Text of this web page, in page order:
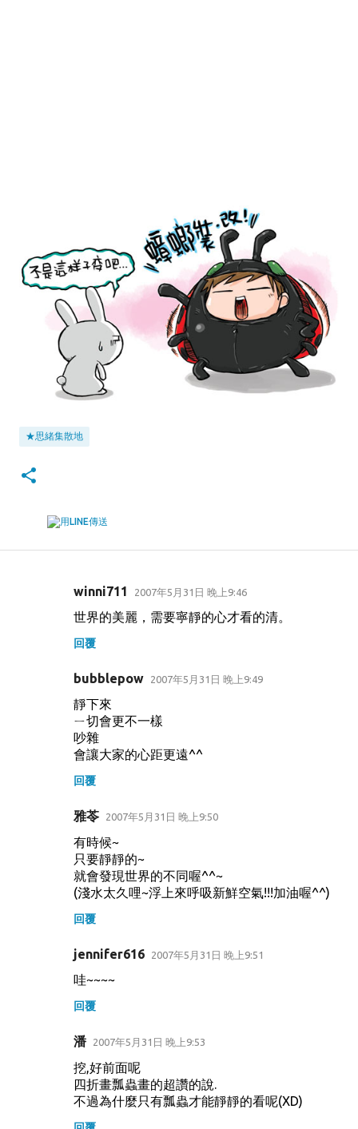
★思緒集散地
winni711 2007年5月31日 晚上9:46
世界的美麗，需要寧靜的心才看的清。
回覆
bubblepow 2007年5月31日 晚上9:49
靜下來
ㄧ切會更不一樣
吵雜
會讓大家的心距更遠^^
回覆
雅苓 2007年5月31日 晚上9:50
有時候~
只要靜靜的~
就會發現世界的不同喔^^~
(淺水太久哩~浮上來呼吸新鮮空氣!!!加油喔^^)
回覆
jennifer616 2007年5月31日 晚上9:51
哇~~~~
回覆
潘 2007年5月31日 晚上9:53
挖,好前面呢
四折畫瓢蟲畫的超讚的說.
不過為什麼只有瓢蟲才能靜靜的看呢(XD)